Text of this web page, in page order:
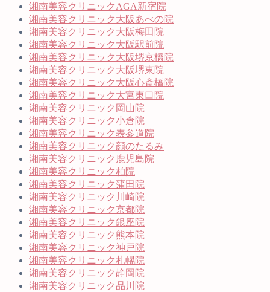
湘南美容クリニックAGA新宿院
湘南美容クリニック大阪あべの院
湘南美容クリニック大阪梅田院
湘南美容クリニック大阪駅前院
湘南美容クリニック大阪堺京橋院
湘南美容クリニック大阪堺東院
湘南美容クリニック大阪心斎橋院
湘南美容クリニック大宮東口院
湘南美容クリニック岡山院
湘南美容クリニック小倉院
湘南美容クリニック表参道院
湘南美容クリニック顔のたるみ
湘南美容クリニック鹿児島院
湘南美容クリニック柏院
湘南美容クリニック蒲田院
湘南美容クリニック川崎院
湘南美容クリニック京都院
湘南美容クリニック銀座院
湘南美容クリニック熊本院
湘南美容クリニック神戸院
湘南美容クリニック札幌院
湘南美容クリニック静岡院
湘南美容クリニック品川院